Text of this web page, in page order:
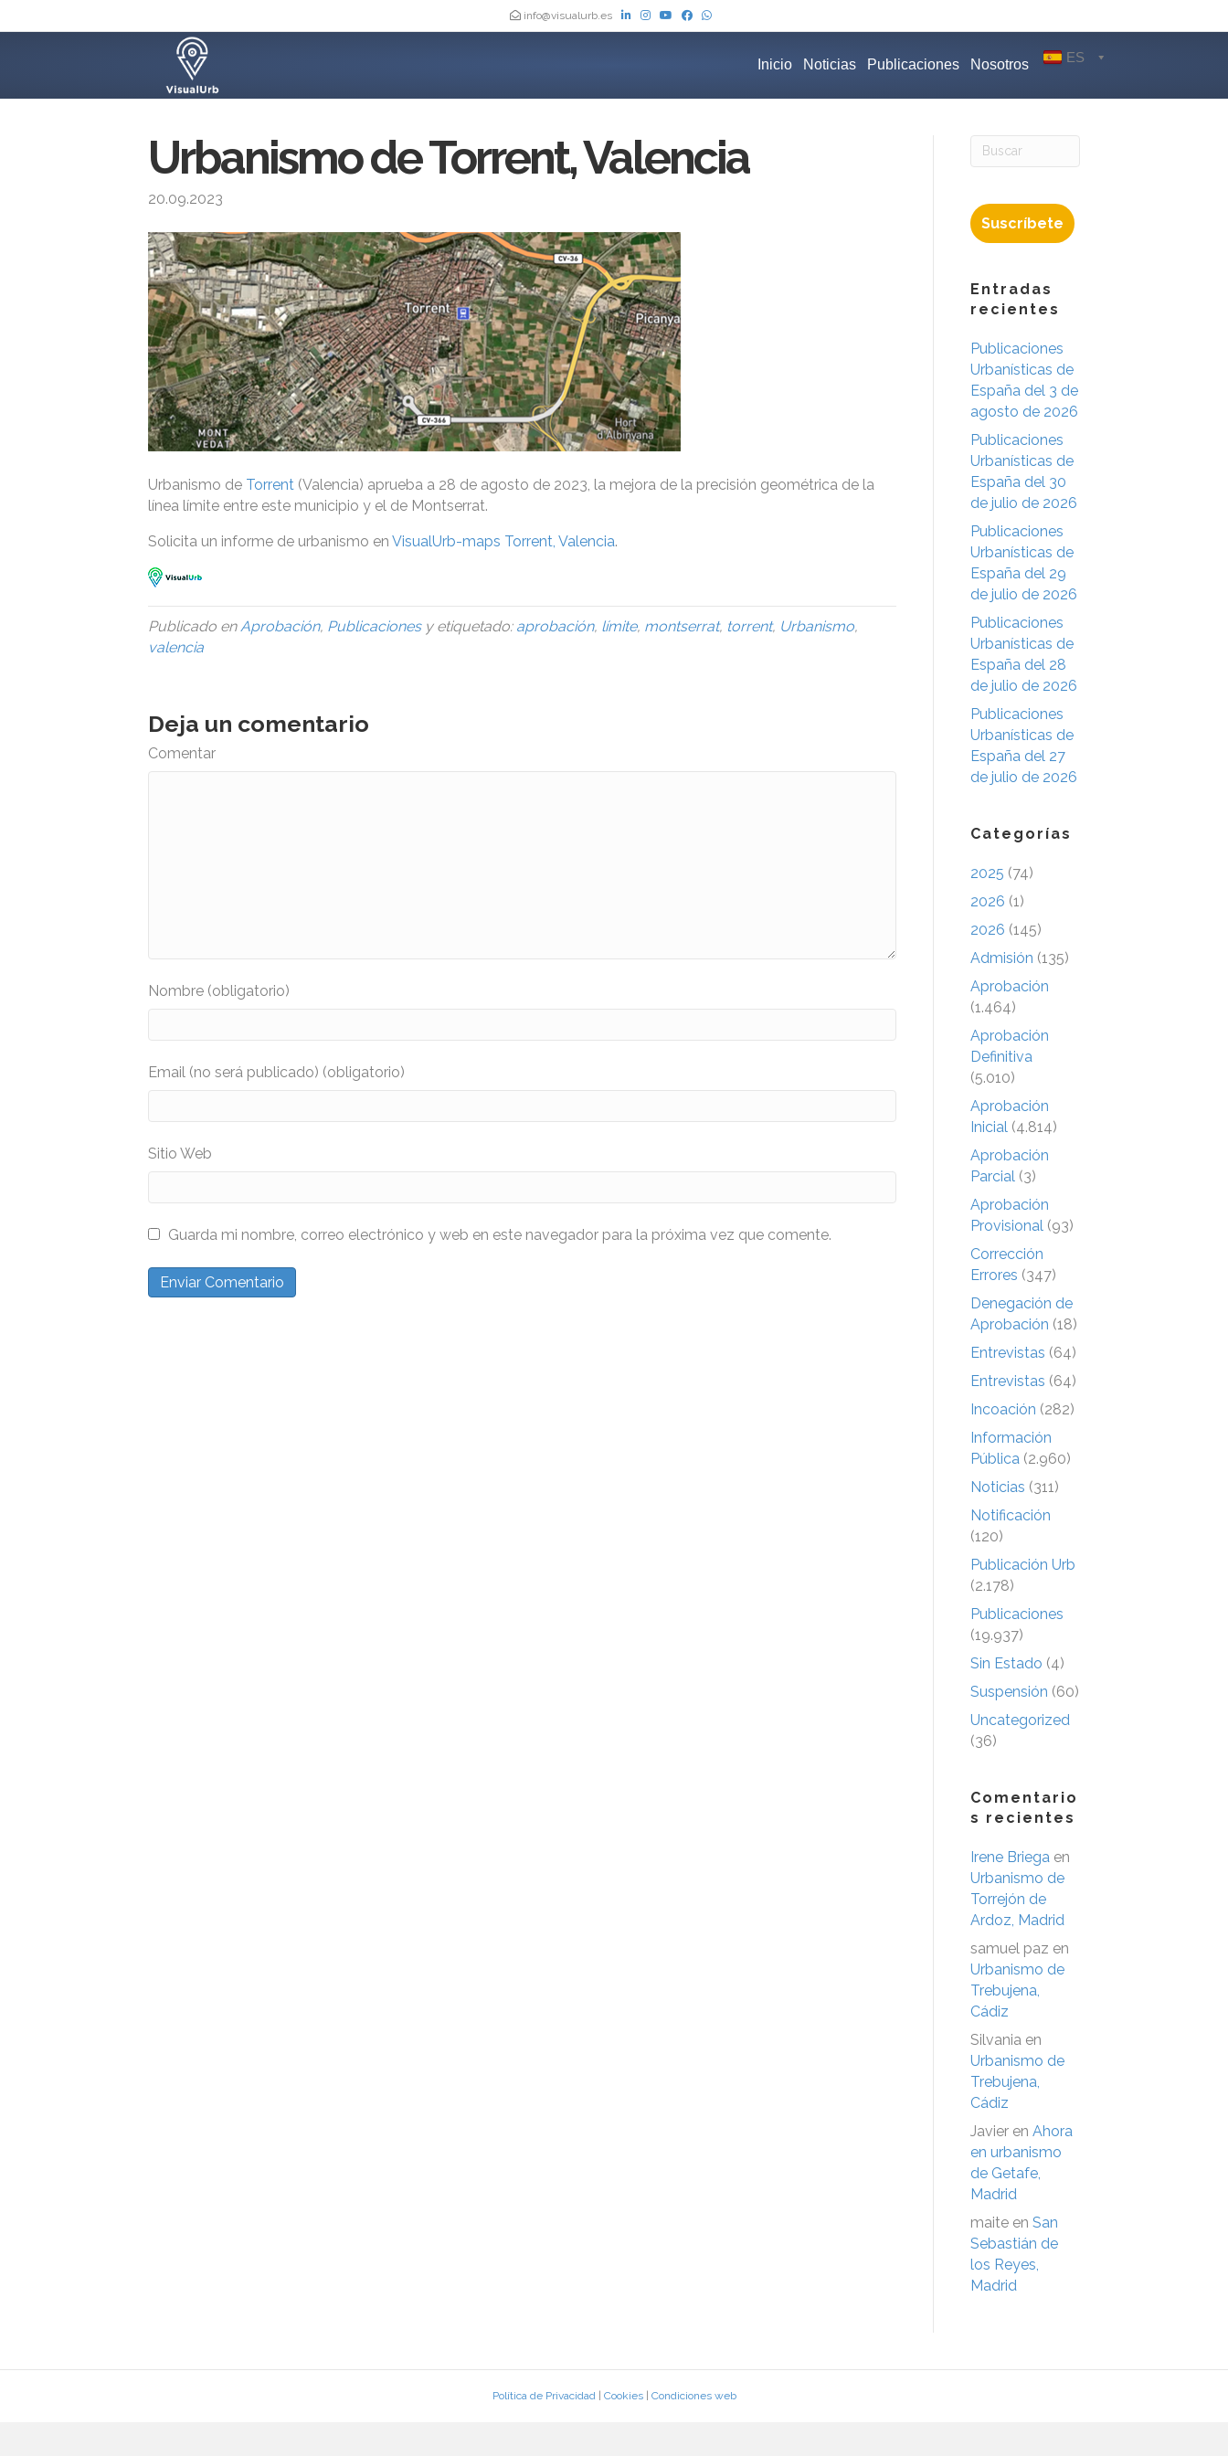
info@visualurb.es
Inicio Noticias Publicaciones Nosotros ES
Urbanismo de Torrent, Valencia
20.09.2023
Urbanismo de Torrent (Valencia) aprueba a 28 de agosto de 2023, la mejora de la precisión geométrica de la
línea límite entre este municipio y el de Montserrat.
Solicita un informe de urbanismo en VisualUrb-maps Torrent, Valencia.
Publicado enAprobación, Publicacionesy etiquetado: aprobación, límite, montserrat, torrent, Urbanismo,
valencia
Deja un comentario
Comentar
Nombre (obligatorio)
Email (no será publicado) (obligatorio)
Sitio Web
Guarda mi nombre, correo electrónico y web en este navegador para la próxima vez que comente.
Suscríbete
Entradas
recientes
Publicaciones
Urbanísticas de
España del 3 de
agosto de 2026
Publicaciones
Urbanísticas de
España del 30
de julio de 2026
Publicaciones
Urbanísticas de
España del 29
de julio de 2026
Publicaciones
Urbanísticas de
España del 28
de julio de 2026
Publicaciones
Urbanísticas de
España del 27
de julio de 2026
Categorías
2025 (74)
2026 (1)
2026 (145)
Admisión (135)
Aprobación
(1.464)
Aprobación
Definitiva
(5.010)
Aprobación
Inicial (4.814)
Aprobación
Parcial (3)
Aprobación
Provisional (93)
Corrección
Errores (347)
Denegación de
Aprobación (18)
Entrevistas (64)
Entrevistas (64)
Incoación (282)
Información
Pública (2.960)
Noticias (311)
Notificación
(120)
Publicación Urb
(2.178)
Publicaciones
(19.937)
Sin Estado (4)
Suspensión (60)
Uncategorized
(36)
Comentario
s recientes
Irene Briega en
Urbanismo de
Torrejón de
Ardoz, Madrid
samuel paz en
Urbanismo de
Trebujena,
Cádiz
Silvania en
Urbanismo de
Trebujena,
Cádiz
Javier en Ahora
en urbanismo
de Getafe,
Madrid
maite en San
Sebastián de
los Reyes,
Madrid
Política de Privacidad| Cookies| Condiciones web